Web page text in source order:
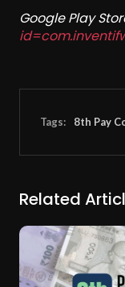
Google Play
Tags: 8th Pay
Related